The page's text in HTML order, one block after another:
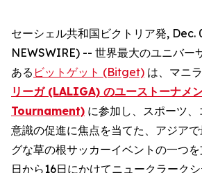
セーシェル共和国ビクトリア発, Dec.
NEWSWIRE) -- 世界最大のユニバー
ある ビットゲット (Bitget) は、マニ
リーガ (LALIGA) のユーストーナメ
Tournament) に参加し、スポーツ
意識の促進に焦点を当てた、アジア
グな草の根サッカーイベントの一つ
日から16日にかけてニュークラーク